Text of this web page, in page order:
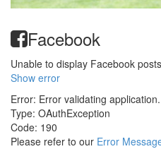
Facebook
Unable to display Facebook
Show error
Error: Error validating
Type: OAuthException
Code: 190
Please refer to our Error